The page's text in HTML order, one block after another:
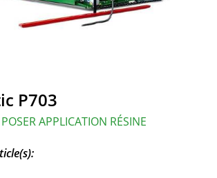
P703
APPLICATION RÉSINE